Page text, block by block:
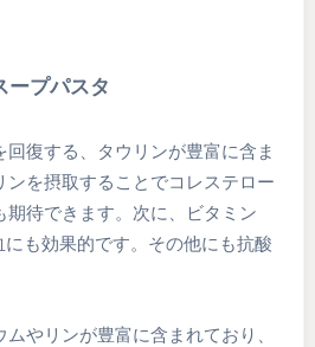
ープパスタ
復する、タウリンが豊富に含ま
ンを摂取することでコレステロー
期待できます。次に、ビタミン
も効果的です。その他にも抗酸
やリンが豊富に含まれており、